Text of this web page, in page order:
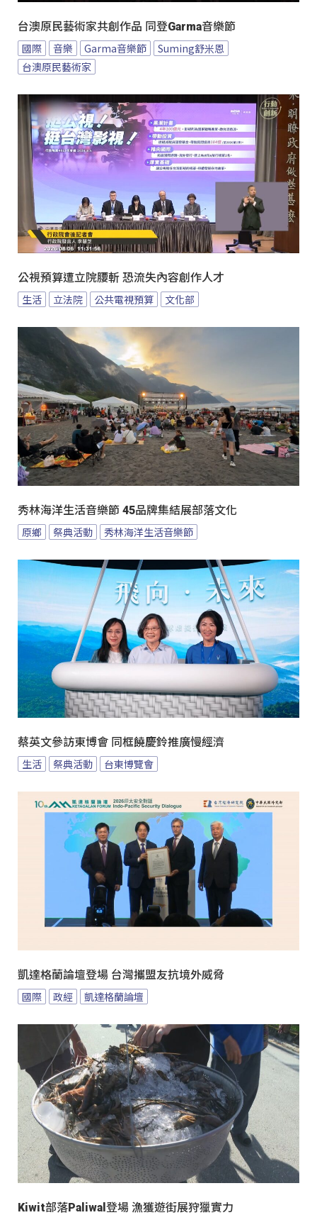
台澳原民藝術家共創作品 同登Garma音樂節
國際 音樂 Garma音樂節
Suming舒米恩
台澳原民藝術家
公視預算遭立院腰斬 恐流失內容創作人才
生活 立法院 公共電視預算 文化部
秀林海洋生活音樂節 45品牌集結展部落文化
原鄉 祭典活動 秀林海洋生活音樂節
蔡英文參訪東博會 同框饒慶鈴推廣慢經濟
生活 祭典活動 台東博覽會
凱達格蘭論壇登場 台灣攜盟友抗境外威脅
國際 政經 凱達格蘭論壇
Kiwit部落Paliwal登場 漁獲遊街展狩獵實力